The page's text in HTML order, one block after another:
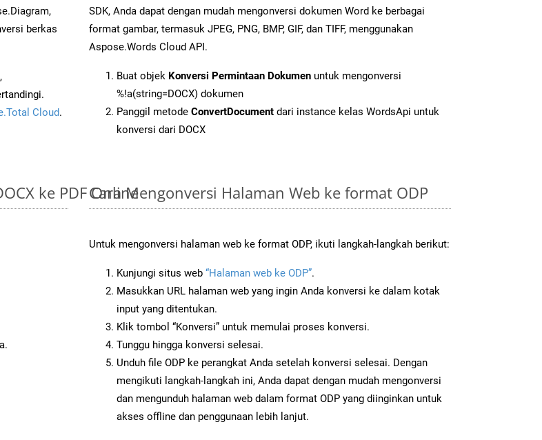
berkas
Cloud.
SDK, Anda dapat dengan mudah mengonversi dokumen Word ke berbagai
format gambar, termasuk JPEG, PNG, BMP, GIF, dan TIFF, menggunakan
Aspose.Words Cloud API.
Buat objek Konversi Permintaan Dokumen untuk mengonversi
%!a(string=DOCX) dokumen
Panggil metode ConvertDocument dari instance kelas WordsApi untuk
konversi dari DOCX
ke PDF OnlineCara Mengonversi Halaman Web ke format ODP
Untuk mengonversi halaman web ke format ODP, ikuti langkah-langkah berikut:
Kunjungi situs web “Halaman web ke ODP”.
Masukkan URL halaman web yang ingin Anda konversi ke dalam kotak
input yang ditentukan.
Klik tombol “Konversi” untuk memulai proses konversi.
Tunggu hingga konversi selesai.
Unduh file ODP ke perangkat Anda setelah konversi selesai. Dengan
mengikuti langkah-langkah ini, Anda dapat dengan mudah mengonversi
dan mengunduh halaman web dalam format ODP yang diinginkan untuk
akses offline dan penggunaan lebih lanjut.